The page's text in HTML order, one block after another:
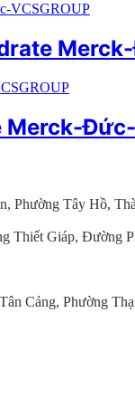
Đức-
Phường Tây Hồ,
Thiết Giáp, Đường
Cảng, Phường